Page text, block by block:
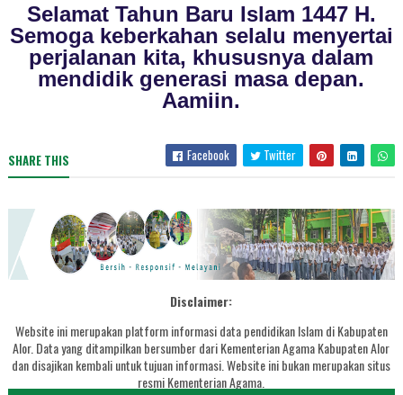
Selamat Tahun Baru Islam 1447 H.
Semoga keberkahan selalu menyertai
perjalanan kita, khususnya dalam
mendidik generasi masa depan.
Aamiin.
SHARE THIS Facebook Twitter
Disclaimer:
Website ini merupakan platform informasi data pendidikan Islam di Kabupaten
Alor. Data yang ditampilkan bersumber dari Kementerian Agama Kabupaten Alor
dan disajikan kembali untuk tujuan informasi. Website ini bukan merupakan situs
resmi Kementerian Agama.